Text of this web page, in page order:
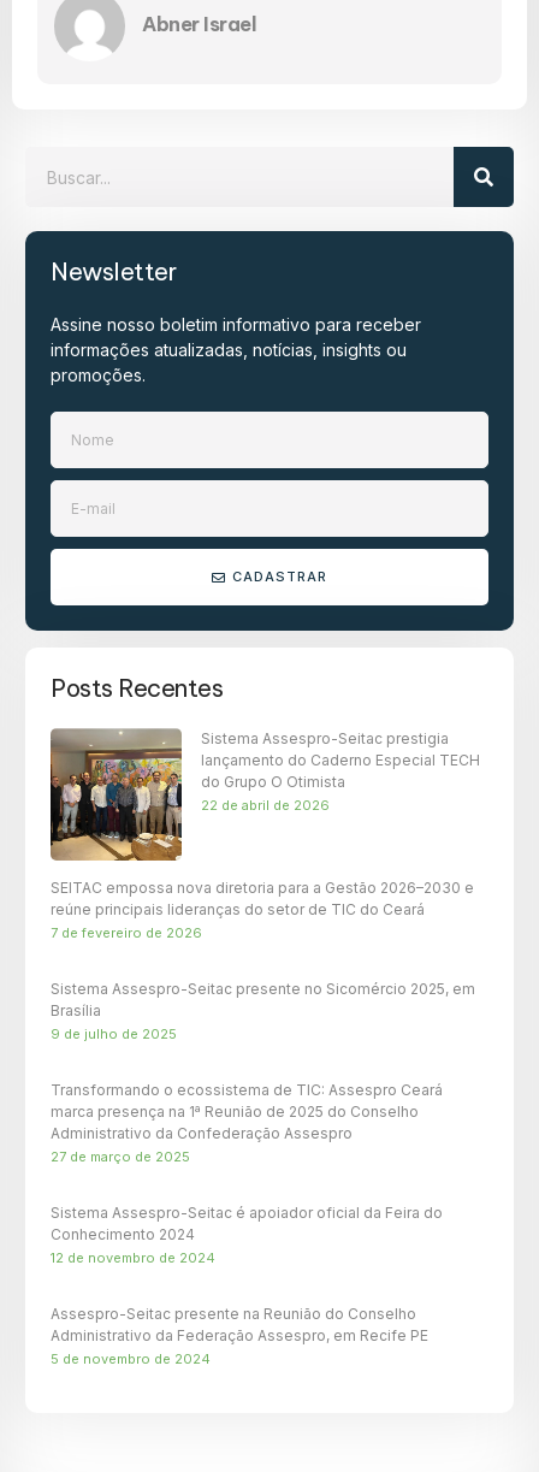
Abner Israel
Newsletter
Assine nosso boletim informativo para receber
informações atualizadas, notícias, insights ou
promoções.​
CADASTRAR
Posts Recentes
Sistema Assespro-Seitac prestigia
lançamento do Caderno Especial TECH
do Grupo O Otimista
22 de abril de 2026
SEITAC empossa nova diretoria para a Gestão 2026–2030 e
reúne principais lideranças do setor de TIC do Ceará
7 de fevereiro de 2026
Sistema Assespro-Seitac presente no Sicomércio 2025, em
Brasília
9 de julho de 2025
Transformando o ecossistema de TIC: Assespro Ceará
marca presença na 1ª Reunião de 2025 do Conselho
Administrativo da Confederação Assespro
27 de março de 2025
Sistema Assespro-Seitac é apoiador oficial da Feira do
Conhecimento 2024
12 de novembro de 2024
Assespro-Seitac presente na Reunião do Conselho
Administrativo da Federação Assespro, em Recife PE
5 de novembro de 2024